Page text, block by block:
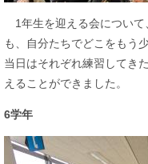
1年生を迎える会について
も、自分たちでどこをもう
当日はそれぞれ練習してき
えることができました。
6学年